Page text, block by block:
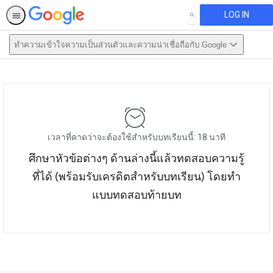
SEARCH LOG IN
ทำความเข้าใจความเป็นส่วนตัวและความน่าเชื่อถือกับ Google
เวลาที่คาดว่าจะต้องใช้สำหรับบทเรียนนี้: 18 นาที
ศึกษาหัวข้อต่างๆ ด้านล่างนี้แล้วทดสอบความรู้
ที่ได้ (พร้อมรับเครดิตสำหรับบทเรียน) โดยทำ
แบบทดสอบท้ายบท